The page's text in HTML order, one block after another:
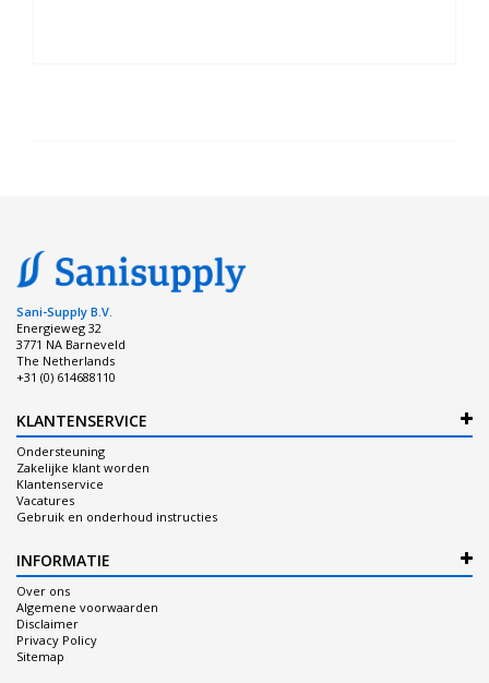
Sani-Supply B.V.
Energieweg 32
3771 NA Barneveld
The Netherlands
+31 (0) 614688110
KLANTENSERVICE
Ondersteuning
Zakelijke klant worden
Klantenservice
Vacatures
Gebruik en onderhoud instructies
INFORMATIE
Over ons
Algemene voorwaarden
Disclaimer
Privacy Policy
Sitemap